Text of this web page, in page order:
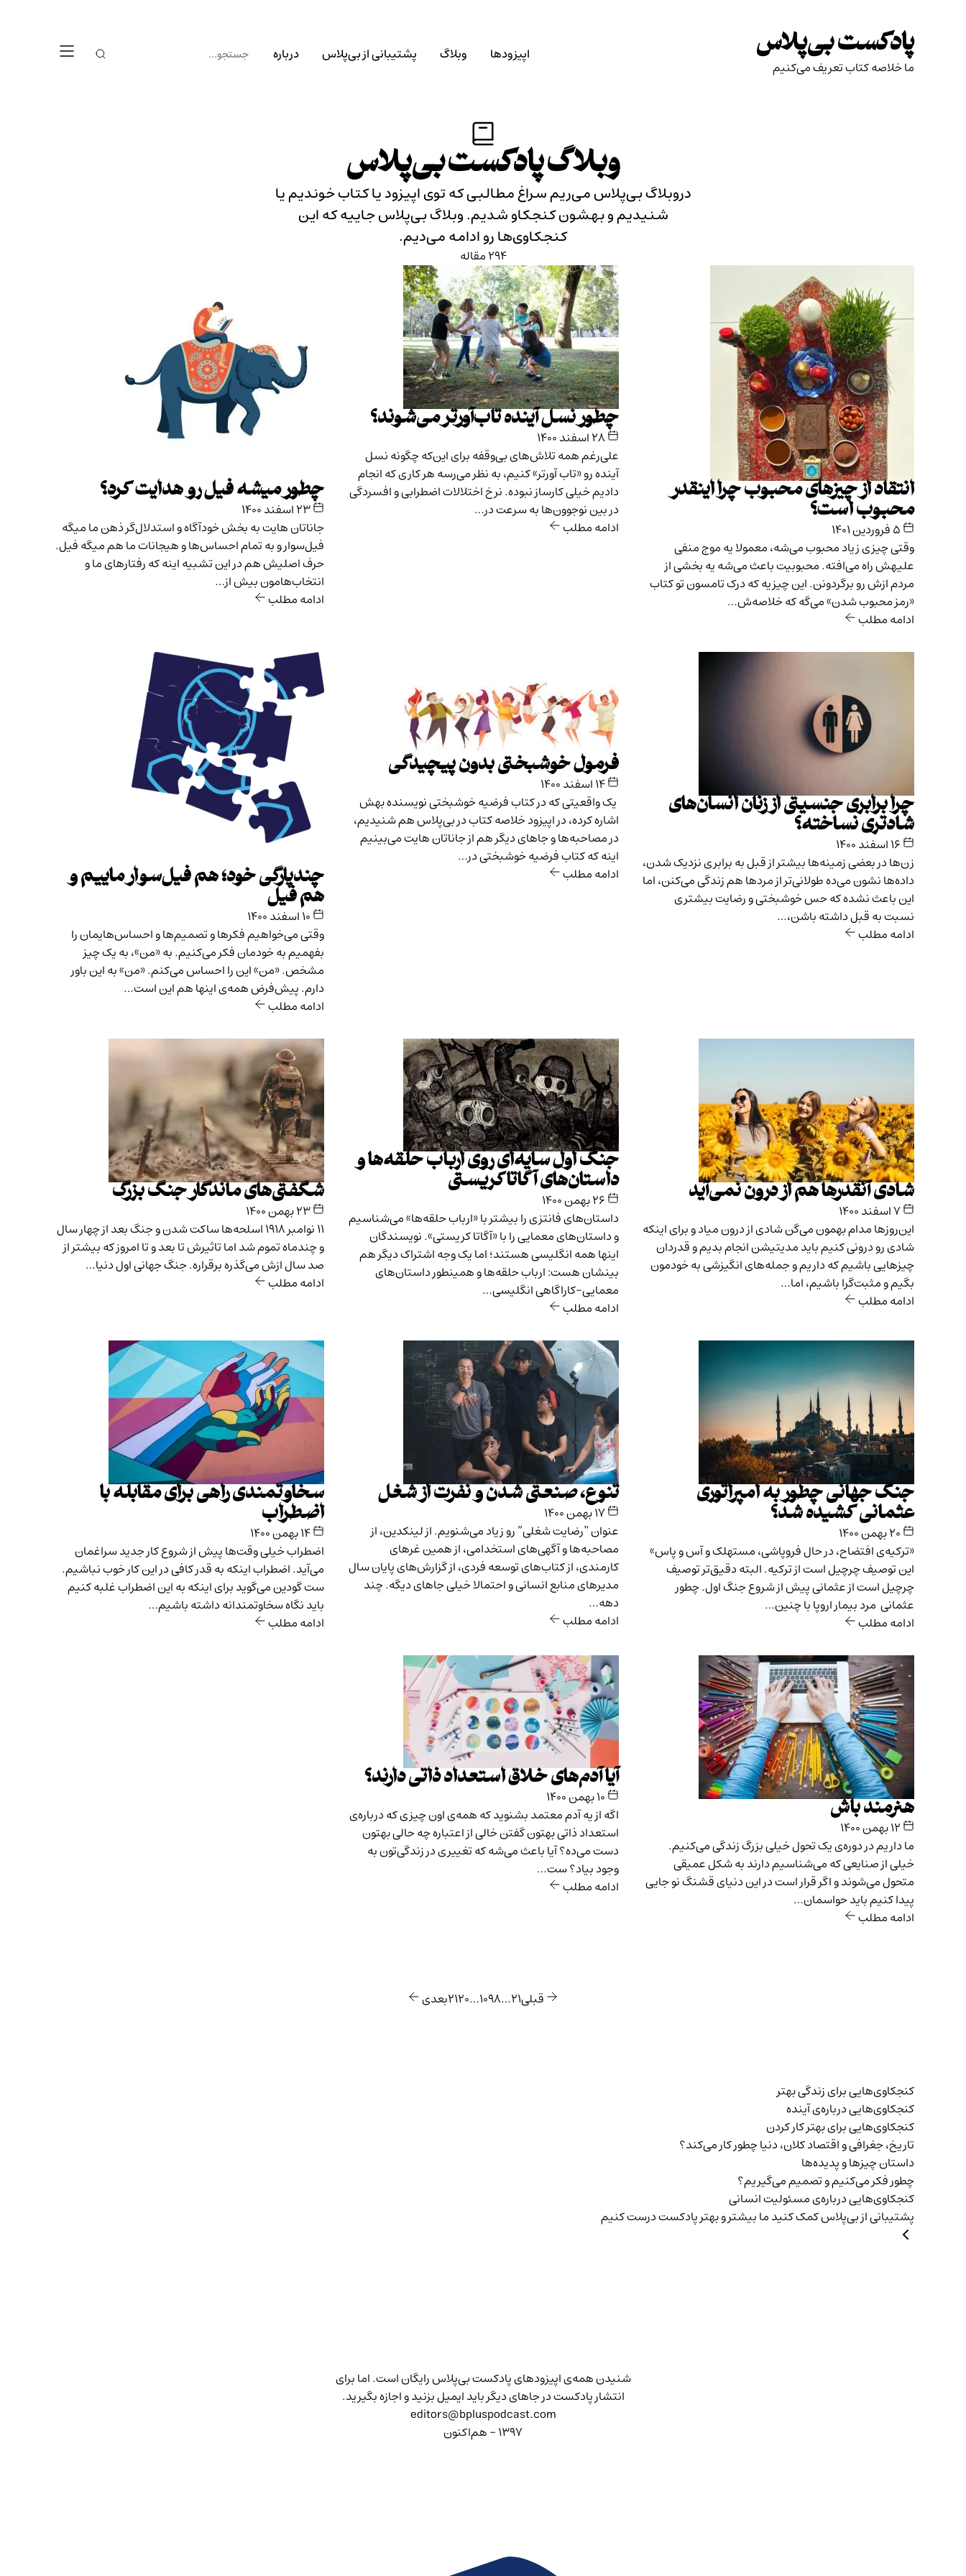
to
content
پادکست بی‌پلاس
ما خلاصه کتاب تعریف می‌کنیم
اپیزودها وبلاگ پشتیبانی از بی‌پلاس درباره
وبلاگ پادکست بی‌پلاس
دروبلاگ بی‌پلاس می‌ریم سراغ مطالبی که توی اپیزود یا کتاب خوندیم یا
شنیدیم و بهشون کنجکاو شدیم. وبلاگ بی‌پلاس جاییه که این
کنجکاوی‌ها رو ادامه می‌دیم.
294 مقاله
انتقاد از چیزهای محبوب چرا اینقدر
محبوب است؟
۵ فروردین ۱۴۰۱
وقتی چیزی زیاد محبوب می‌شه، معمولا یه موج منفی
علیهش راه می‌افته. محبوبیت باعث می‌شه یه بخشی از
مردم ازش رو برگردونن. این چیزیه که درک تامسون تو کتاب
«رمز محبوب شدن» می‌گه که خلاصه‌ش…
ادامه مطلب
چطور نسل آینده تاب‌آورتر می‌شوند؟
۲۸ اسفند ۱۴۰۰
علی‌رغم همه تلاش‌های بی‌وقفه برای این‌که چگونه نسل
آینده رو «تاب آورتر» کنیم، به نظر می‌رسه هر کاری که انجام
دادیم خیلی کارساز نبوده. نرخ اختلالات اضطرابی و افسردگی
در بین نوجوون‌ها به سرعت در…
ادامه مطلب
چطور میشه فیل رو هدایت کرد؟
۲۳ اسفند ۱۴۰۰
جاناتان هایت به بخش خودآگاه و استدلا‌ل‌گر ذهن ما میگه
فیل‌سوار و به تمام احساس‌ها و هیجانات ما هم میگه فیل.
حرف اصلیش هم در این تشبیه اینه که رفتارهای‌ ما و
انتخاب‌هامون بیش از…
ادامه مطلب
چرا برابری جنسیتی از زنان انسان‌های
شادتری نساخته؟
۱۶ اسفند ۱۴۰۰
زن‌ها در بعضی زمینه‌ها بیشتر از قبل به برابری نزدیک شدن،
داده‌ها نشون می‌ده طولانی‌تر از مردها هم زندگی می‌کنن، اما
این باعث نشده که حس خوشبختی و رضایت بیشتری
نسبت به قبل داشته باشن،…
ادامه مطلب
فرمول خوشبختی بدون پیچیدگی
۱۴ اسفند ۱۴۰۰
یک واقعیتی که در کتاب فرضیه خوشبختی نویسنده بهش
اشاره کرده، در اپیزود خلاصه کتاب در بی‌پلاس هم شنیدیم،
در مصاحبه‌ها و جاهای دیگر هم از جاناتان هایت می‌بینیم
اینه که کتاب فرضیه خوشبختی در…
ادامه مطلب
چندپارگی خود؛ هم فیل‌سوار ماییم و
هم فیل
۱۰ اسفند ۱۴۰۰
وقتی می‌خواهیم فکرها و تصمیم‌ها و احساس‌هایمان را
بفهمیم به خودمان فکر می‌کنیم. به «من»، به یک چیز
مشخص. «من» این را احساس می‌کنم. «من» به این باور
دارم. پیش‌فرض همه‌ی اینها هم این است…
ادامه مطلب
شادی آنقدرها هم از درون نمی‌آید
۷ اسفند ۱۴۰۰
این‌روزها مدام بهمون می‌گن شادی از درون میاد و برای اینکه
شادی رو درونی کنیم باید مدیتیشن انجام بدیم و قدردان
چیزهایی باشیم که داریم و جمله‌های انگیزشی به خودمون
بگیم و مثبت‌گرا باشیم، اما…
ادامه مطلب
جنگ اول سایه‌ای روی ارباب حلقه‌ها و
داستان‌های آگاتاکریستی
۲۶ بهمن ۱۴۰۰
داستان‌های فانتزی را بیشتر با «ارباب حلقه‌ها» می‌شناسیم
و داستان‌های معمایی را با «آگاتا کریستی». نویسندگان
اینها همه انگلیسی هستند؛ اما یک وجه اشتراک دیگر هم
بینشان هست: ارباب حلقه‌ها و همینطور داستان‌های
معمایی-کاراگاهی انگلیسی…
ادامه مطلب
شگفتی‌های ماندگار جنگ بزرگ
۲۳ بهمن ۱۴۰۰
۱۱ نوامبر ۱۹۱۸ اسلحه‌ها ساکت شدن و جنگ بعد از چهار سال
و چندماه تموم شد اما تاثیرش تا بعد و تا امروز که بیشتر از
صد سال ازش می‌گذره برقراره. جنگ جهانی اول دنیا…
ادامه مطلب
جنگ جهانی چطور به امپراتوری
عثمانی کشیده شد؟
۲۰ بهمن ۱۴۰۰
«ترکیه‌ی افتضاح، در حال فروپاشی، مستهلک و آس و پاس»
این توصیف چرچیل است از ترکیه. البته دقیق‌تر توصیف
چرچیل است از عثمانی پیش از شروع جنگ اول. چطور
عثمانی مرد بیمار اروپا با چنین…
ادامه مطلب
تنوع، صنعتی شدن و نفرت از شغل
۱۷ بهمن ۱۴۰۰
عنوان “رضایت شغلی” رو زیاد می‌شنویم. از لینکدین، از
مصاحبه‌ها و آگهی‌های استخدامی، از همین غرهای
کارمندی، از کتاب‌های توسعه فردی، از گزارش‌های پایان سال
مدیرهای منابع انسانی و احتمالا خیلی جاهای دیگه. چند
دهه…
ادامه مطلب
سخاوتمندی راهی برای مقابله با
اضطراب
۱۴ بهمن ۱۴۰۰
اضطراب خیلی وقت‌ها پیش از شروع کار جدید سراغمان
می‌آید. اضطراب اینکه به قدر کافی در این کار خوب نباشیم.
ست گودین می‌گوید برای اینکه به این اضطراب غلبه کنیم
باید نگاه سخاوتمندانه داشته باشیم…
ادامه مطلب
هنرمند باش
۱۲ بهمن ۱۴۰۰
ما داریم در دوره‌ی یک تحول خیلی بزرگ زندگی می‌کنیم.
خیلی از صنایعی که می‌شناسیم دارند به شکل عمیقی
متحول می‌شوند و اگر قرار است در این دنیای قشنگ نو جایی
پیدا کنیم باید حواسمان…
ادامه مطلب
آیا آدم‌های خلاق استعداد ذاتی دارند؟
۱۰ بهمن ۱۴۰۰
اگه از یه آدم معتمد بشنوید که همه‌ی اون چیزی که درباره‌ی
استعداد ذاتی بهتون گفتن خالی از اعتباره چه حالی بهتون
دست می‌ده؟ آیا باعث می‌شه که تغییری در زندگی‌تون به
وجود بیاد؟ ست…
ادامه مطلب
قبلی۱۲…۸۹۱۰…۲۰۲۱بعدی
کنجکاوی‌هایی برای زندگی بهتر
کنجکاوی‌هایی درباره‌ی آينده
کنجکاوی‌هایی برای بهتر کار کردن
تاریخ،‌ جغرافی و اقتصاد کلان، دنیا چطور کار می‌کند؟
داستان چیزها و پدیده‌ها
چطور فکر می‌کنیم و تصمیم می‌گیریم؟
کنجکاوی‌هایی درباره‌ی مسئولیت انسانی
پشتیبانی از بی‌پلاسکمک کنید ما بیشتر و بهتر پادکست درست کنیم
شنیدن همه‌ی اپیزودهای پادکست بی‌پلاس رایگان است. اما برای
انتشار پادکست در جاهای دیگر باید ایمیل بزنید و اجازه بگیرید.
editors@bpluspodcast.com
۱۳۹۷ - هم‌اکنون